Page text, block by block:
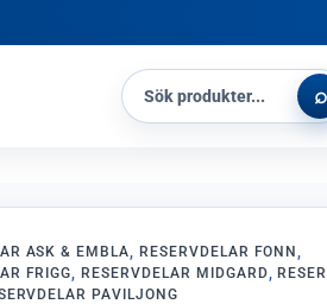
⌕
ASK & EMBLA, RESERVDELAR FONN,
FRIGG, RESERVDELAR MIDGARD,
PAVILJONG